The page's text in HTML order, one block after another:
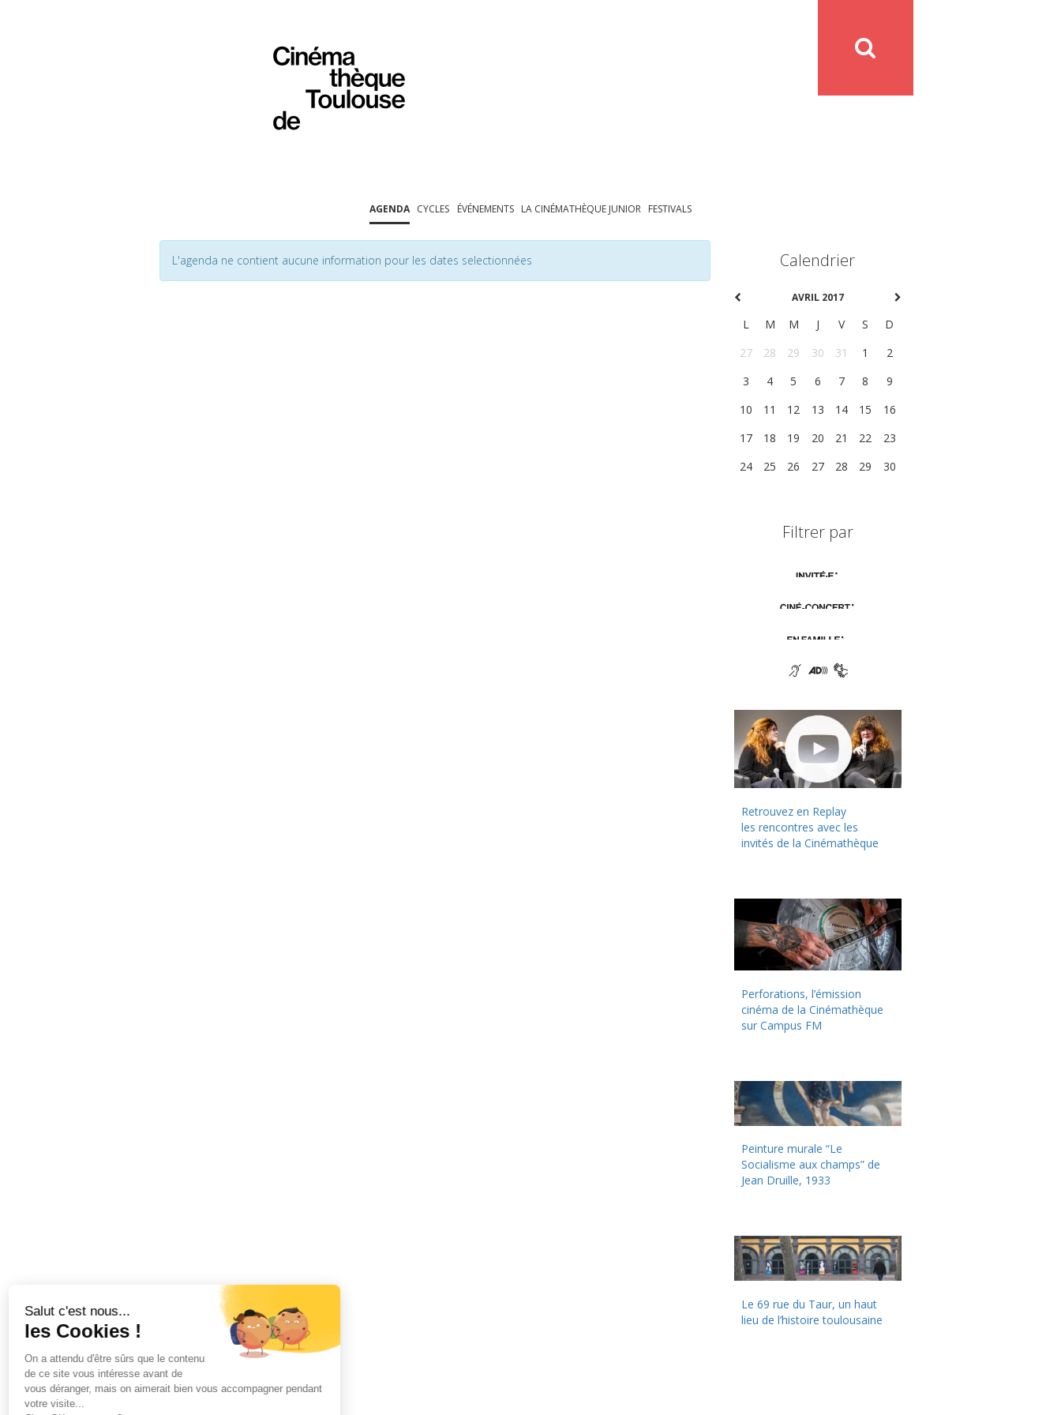
AGENDA CYCLES ÉVÉNEMENTS LA CINÉMATHÈQUE JUNIOR FESTIVALS
L'agenda ne contient aucune information pour les dates selectionnées Calendrier
AVRIL 2017
L M M J V S
D
27
28 29 30 31 1
2
3
4 5 6 7 8
9
10
11 12 13 14 15
16
17
18 19 20 21 22
23
24
25 26 27 28 29 30
Filtrer par
Retrouvez en Replay
les rencontres avec les
invités de la Cinémathèque
Perforations, l’émission
cinéma de la Cinémathèque
sur Campus FM
Peinture murale “Le
Socialisme aux champs” de
Jean Druille, 1933
Le 69 rue du Taur, un haut
lieu de l’histoire toulousaine